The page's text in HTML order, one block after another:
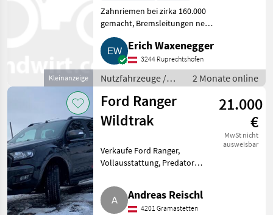
Kleinanzeige
Zahnriemen bei zirka 160.000
gemacht, Bremsleitungen neu,
AHK bei 170.000 nachgerüstet.
Kein Rost. Kleine
Schönheitsmängel vorhanden.
Wird verkauft, weil ein Firmenf
Erich Waxenegger
3244 Ruprechtshofen
Nutzfahrzeuge /
Lastwagen (LKW)
2 Monate online
Ford Ranger
Wildtrak
21.000
€
MwSt nicht
ausweisbar
Verkaufe Ford Ranger,
Vollausstattung, Predator
Nutzfahrzeuge Lastwagen
(LKW)
Andreas Reischl
4201 Gramastetten